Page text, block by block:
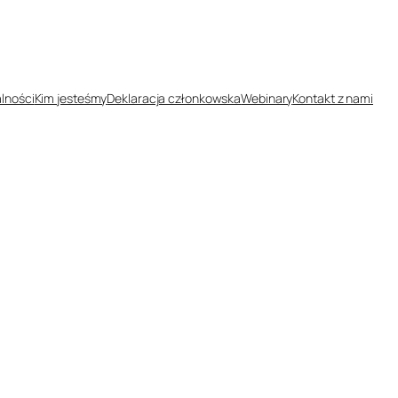
Kim jesteśmyDeklaracja członkowskaWebinaryKontakt z nami